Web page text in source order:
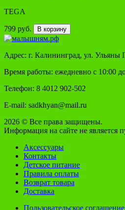
TEGA
799 руб. В корзину
Адрес: г. Калининград, ул. Ульяны
Время работы: ежедневно с 10:00
Телефон: 8 4012 902-502
E-mail: sadkhyan@mail.ru
2026 © Все права защищены.
Информация на сайте не является
Аксессуары
Контакты
Детское питание
Правила оплаты
Возврат товара
Доставка
Пользовательское соглашение